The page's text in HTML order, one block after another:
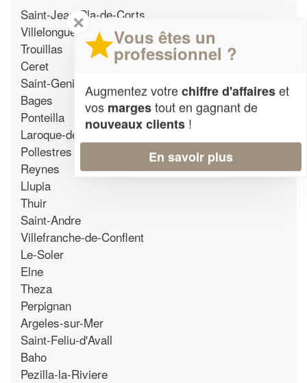
Saint-Jean-Pla-de-Corts
Villelongue-Dels-Monts
Trouillas
Ceret
Saint-Genis-des-Fontaines
Bages
Ponteilla
Laroque-des-Alberes
Pollestres
Reynes
Llupia
Thuir
Saint-Andre
Villefranche-de-Conflent
Le-Soler
Elne
Theza
Perpignan
Argeles-sur-Mer
Saint-Feliu-d'Avall
Baho
Pezilla-la-Riviere
✕
Vous êtes un
professionnel ?
Augmentez votrechiffre d'affaireset
vos margestout en gagnant de
nouveaux clients !
En savoir plus